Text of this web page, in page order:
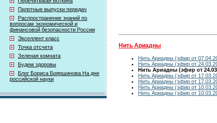
Пилотные выпуски передач
Распространение знаний по
вопросам экономической и
финансовой безопасности России
Экселлент класс
Точка отсчета
Зеленая комната
Будем здоровы
Блог Бориса Бояршинова На дне
российской науки
Нить Ариадны
Нить Ариадны (эфир от
Нить Ариадны (эфир от
Нить Ариадны (эфир от
Нить Ариадны (эфир от
Нить Ариадны (эфир от
Нить Ариадны (эфир от
Нить Ариадны (эфир от